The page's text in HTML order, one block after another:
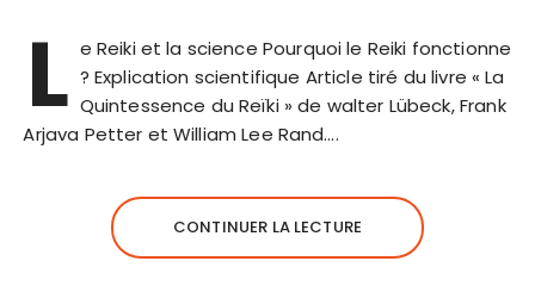
L e Reiki et la science Pourquoi le Reiki fonctionne
? Explication scientifique Article tiré du livre « La
Quintessence du Reïki » de walter Lübeck, Frank
Arjava Petter et William Lee Rand….
CONTINUER LA LECTURE